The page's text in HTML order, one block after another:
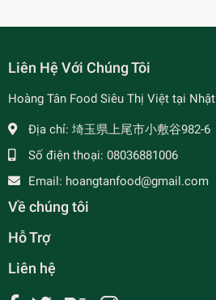
Liên Hệ Với Chúng Tôi
Hoàng Tân Food Siêu Thị Việt tại Nhật
Địa chỉ: 埼玉県上尾市小敷谷982-6
Số điện thoại: 08036881006
Email: hoangtanfood@gmail.com
Về chúng tôi
Hỗ Trợ
Liên hệ